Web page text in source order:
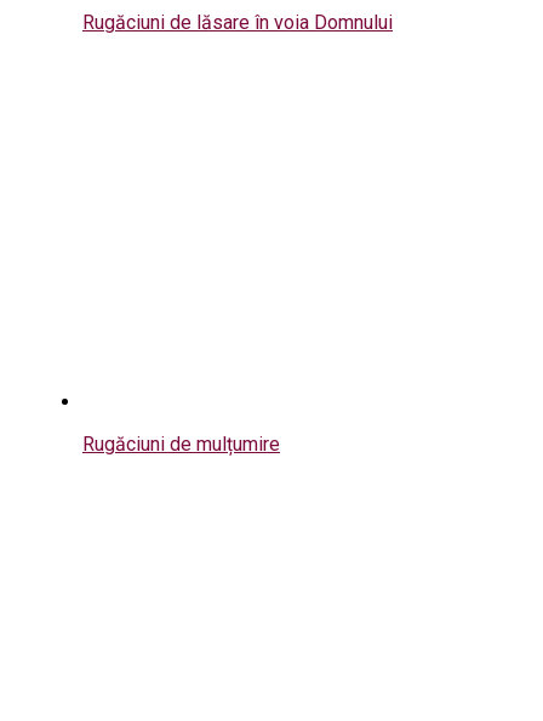
Rugăciuni de lăsare în voia Domnului
Rugăciuni de mulțumire